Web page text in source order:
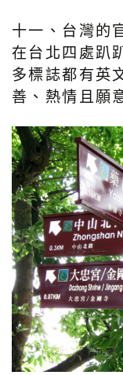
十一、台灣的
在台北四處趴
多標誌都有英
善、熱情且願